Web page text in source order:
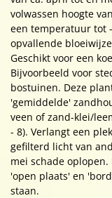
volwassen hoogte
een temperatuur tot
opvallende
Geschikt voor een
Bijvoorbeeld voor
bostuinen. Deze
'gemiddelde'
veen of zand-klei/
- 8). Verlangt een
gefilterd licht van
mei schade
'open plaats' en
staan.